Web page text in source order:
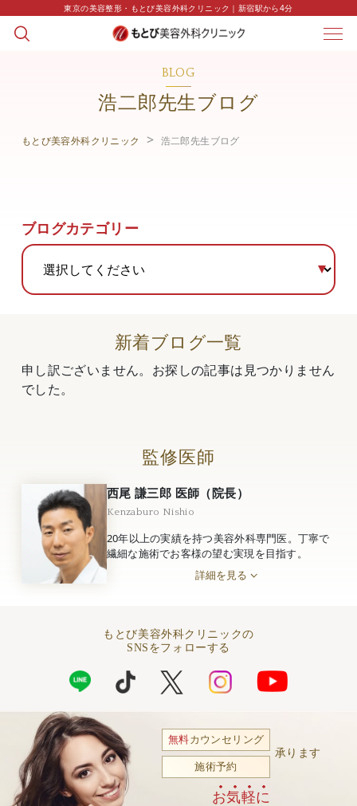
東京の美容整形・もとび美容外科クリニック｜新宿駅から4分
BLOG
浩二郎先生ブログ
もとび美容外科クリニック 浩二郎先生ブログ
ブログカテゴリー
新着ブログ一覧
申し訳ございません。お探しの記事は見つかりません
でした。
監修医師
西尾 謙三郎 医師（院長）
Kenzaburo Nishio
20年以上の実績を持つ美容外科専門医。丁寧で
繊細な施術でお客様の望む実現を目指す。
詳細を見る
もとび美容外科クリニックの
SNSをフォローする
無料カウンセリング
施術予約
承ります
お気軽に